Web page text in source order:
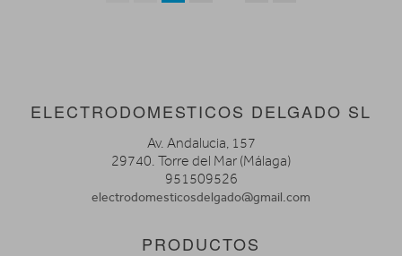
ELECTRODOMESTICOS DELGADO SL
Av. Andalucia, 157
29740. Torre del Mar (Málaga)
951509526
electrodomesticosdelgado@gmail.com
PRODUCTOS